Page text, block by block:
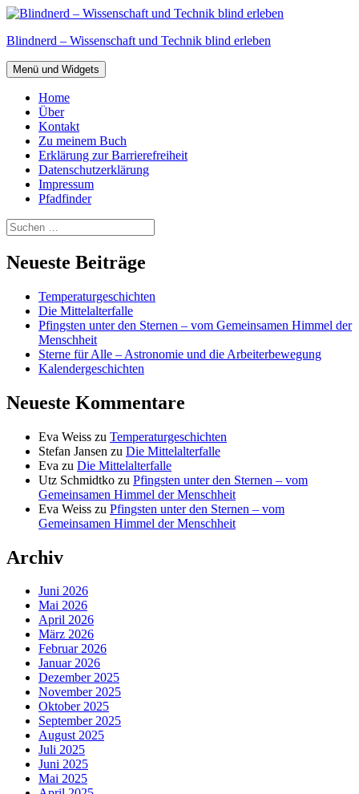
Zum
springen
Blindnerd – Wissenschaft und Technik blind erleben
Menü und Widgets
Home
Über
Kontakt
Zu meinem Buch
Erklärung zur Barrierefreiheit
Datenschutzerklärung
Impressum
Pfadfinder
Suchen
nach:
Neueste Beiträge
Temperaturgeschichten
Die Mittelalterfalle
Pfingsten unter den Sternen – vom Gemeinsamen Himmel der
Menschheit
Sterne für Alle – Astronomie und die Arbeiterbewegung
Kalendergeschichten
Neueste Kommentare
Eva Weiss zu Temperaturgeschichten
Stefan Jansen zu Die Mittelalterfalle
Eva zu Die Mittelalterfalle
Utz Schmidtko zu Pfingsten unter den Sternen – vom
Gemeinsamen Himmel der Menschheit
Eva Weiss zu Pfingsten unter den Sternen – vom
Gemeinsamen Himmel der Menschheit
Archiv
Juni 2026
Mai 2026
April 2026
März 2026
Februar 2026
Januar 2026
Dezember 2025
November 2025
Oktober 2025
September 2025
August 2025
Juli 2025
Juni 2025
Mai 2025